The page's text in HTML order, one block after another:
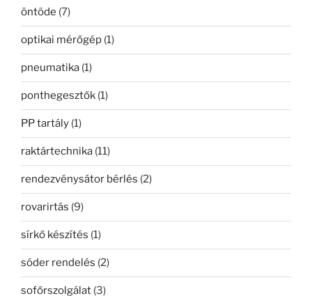
öntöde (7)
optikai mérőgép (1)
pneumatika (1)
ponthegesztők (1)
PP tartály (1)
raktártechnika (11)
rendezvénysátor bérlés (2)
rovarirtás (9)
sírkő készítés (1)
sóder rendelés (2)
sofőrszolgálat (3)